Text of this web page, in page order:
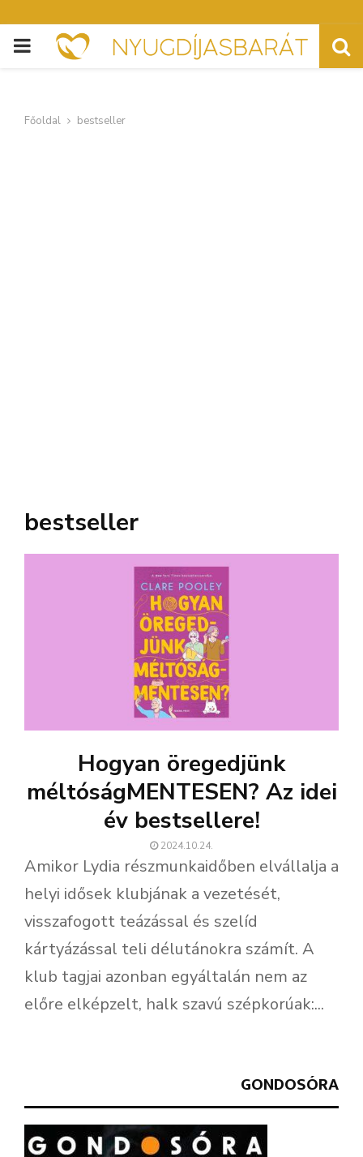
PRIMARY
Főoldal bestseller
bestseller
Hogyan öregedjünk
méltóságMENTESEN? Az idei
év bestsellere!
2024.10.24.
Amikor Lydia részmunkaidőben elvállalja a
helyi idősek klubjának a vezetését,
visszafogott teázással és szelíd
kártyázással teli délutánokra számít. A
klub tagjai azonban egyáltalán nem az
előre elképzelt, halk szavú szépkorúak:...
GONDOSÓRA